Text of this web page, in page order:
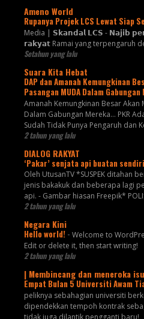
Ameno World
Rupanya Projek LCS Lewat Siap
Media | 𝗦𝗸𝗮𝗻𝗱𝗮𝗹 𝗟𝗖𝗦 - 𝗡𝗮𝗷𝗶𝗯
𝗿𝗮𝗸𝘆𝗮𝘁 Ramai yang terpengaruh
Setahun yang lalu
Suara Kita Hebat
DAP dan Amanah Kemungkinan
Pasangan MUDA Dalam
Amanah Kemungkinan Besar Akan
Dalam Gabungan Mereka… PKR
Sudah Tidak Punya Pengaruh dan
2 tahun yang lalu
DIALOG RAKYAT
‘Pakar’ senjata api buatan
Oleh UtusanTV *SUSPEK ditahan
jenis bakakuk dan beberapa lagi
api. - Gambar hiasan Freepik*
2 tahun yang lalu
Negara Kini
Hello world! - Welcome to
Edit or delete it, then start writing!
2 tahun yang lalu
| Membincang dan meneroka
Empat Bulan 5 Universiti Awam
peliknya sebahagian universiti
dipendekkan tempoh kontrak